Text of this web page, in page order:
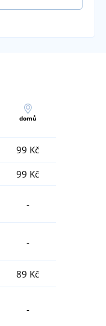
domů
99 Kč
99 Kč
-
-
89 Kč
-